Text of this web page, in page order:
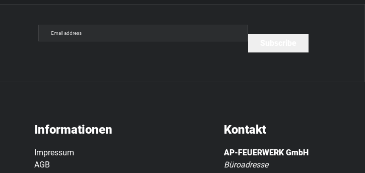
Email(Required)
Informationen
Impressum
AGB
Kontakt
AP-FEUERWERK GmbH
Büroadresse